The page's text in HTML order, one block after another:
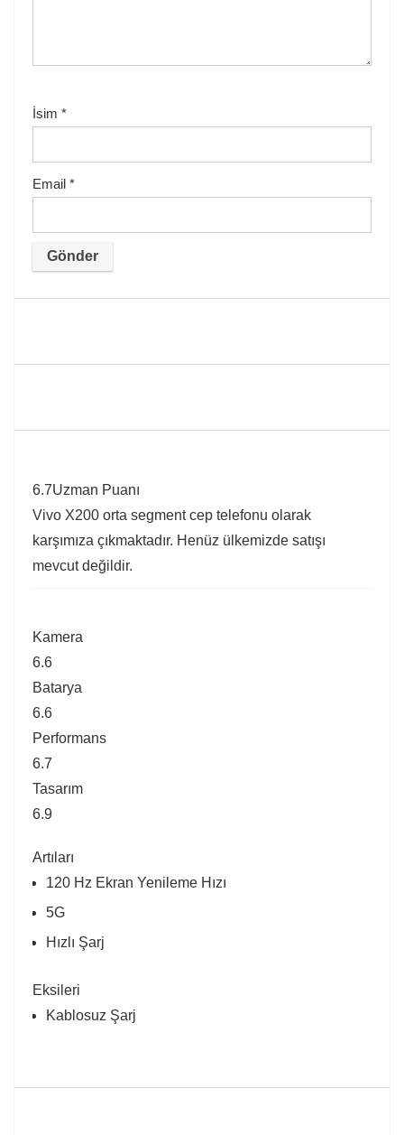
İsim *
Email *
6.7Uzman Puanı
Vivo X200 orta segment cep telefonu olarak
karşımıza çıkmaktadır. Henüz ülkemizde satışı
mevcut değildir.
Kamera
6.6
Batarya
6.6
Performans
6.7
Tasarım
6.9
Artıları
120 Hz Ekran Yenileme Hızı
5G
Hızlı Şarj
Eksileri
Kablosuz Şarj